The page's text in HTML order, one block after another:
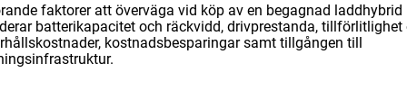
faktorer att överväga vid köp av en begagnad laddhybrid
batterikapacitet och räckvidd, drivprestanda, tillförlitlighet
kostnadsbesparingar samt tillgången till